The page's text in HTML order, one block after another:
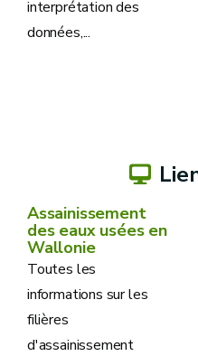
interprétation des
données,...
Assainissement
des eaux usées en
Wallonie
Toutes les
informations sur les
filières
d'assainissement